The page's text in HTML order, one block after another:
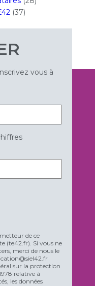
(37)
vous à
de ce
(te42.fr). Si vous ne
merci de nous le
sur la protection
relative à
les données